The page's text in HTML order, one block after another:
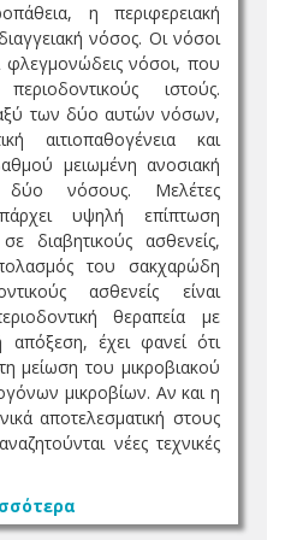
η περιφερειακή
νόσος. Οι νόσοι
φλεγμονώδεις νόσοι, που
ιστούς.
των δύο αυτών νόσων,
αιτιοπαθογένεια και
μειωμένη ανοσιακή
δύο νόσους. Μελέτες
υψηλή επίπτωση
διαβητικούς ασθενείς,
του σακχαρώδη
ασθενείς είναι
θεραπεία με
απόξεση, έχει φανεί ότι
μείωση του μικροβιακού
μικροβίων. Αν και η
αποτελεσματική στους
νέες τεχνικές